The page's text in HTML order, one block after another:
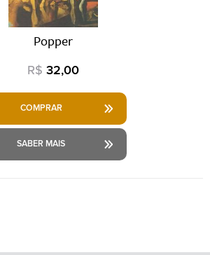
Popper
R$ 32,00
COMPRAR
SABER MAIS